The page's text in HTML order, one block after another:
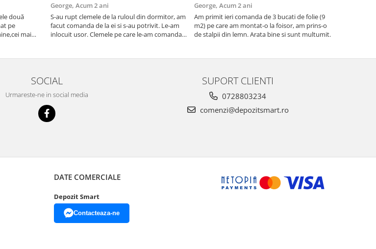
două
pe
mai
r...
George, Acum 2 ani
S-au rupt clemele de la ruloul din dormitor, am
facut comanda de la ei si s-au potrivit. Le-am
inlocuit usor. Clemele pe care le-am comandat
George, Acum 2 ani
Am primit ieri comanda de 3 bucati de folie (9
m2) pe care am montat-o la foisor, am prins-o
de stalpii din lemn. Arata bine si sunt multumit.
comandat
SOCIAL
Urmareste-ne in social media
SUPORT CLIENTI
0728803234
comenzi@depozitsmart.ro
DATE COMERCIALE
Depozit Smart
Contacteaza-ne